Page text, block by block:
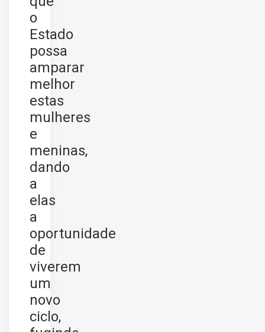
o
Estado
possa
amparar
melhor
estas
mulheres
e
meninas,
dando
a
elas
a
oportunidade
de
viverem
um
novo
ciclo,